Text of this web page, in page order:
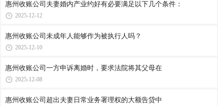
惠州收账公司夫妻婚内产业约好有必要满足以下几个条件：
2025-12-12
惠州收账公司​未成年人能够作为被执行人吗？
2025-12-10
惠州收账公司​一方申诉离婚时，要求法院将其父母在
2025-12-08
惠州收账公司​超出夫妻日常业务署理权的大额告贷中